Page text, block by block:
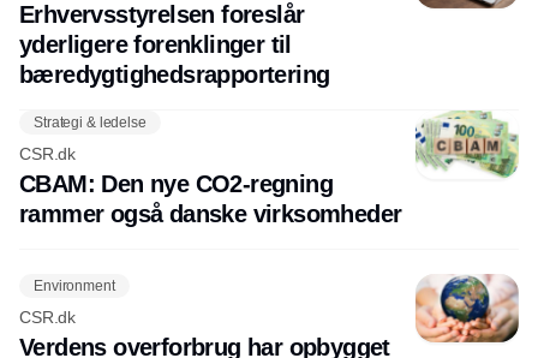
Erhvervsstyrelsen foreslår
yderligere forenklinger til
bæredygtighedsrapportering
Strategi & ledelse
CSR.dk
CBAM: Den nye CO2-regning
rammer også danske virksomheder
Environment
CSR.dk
Verdens overforbrug har opbygget